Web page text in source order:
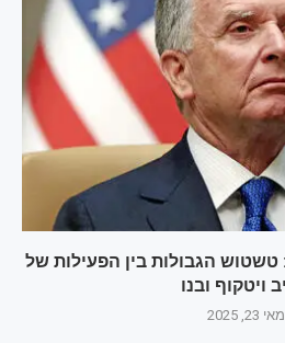
טשטוש הגבולות בין הפעילות של
ויטקוף ובנו
מאי 23, 2025